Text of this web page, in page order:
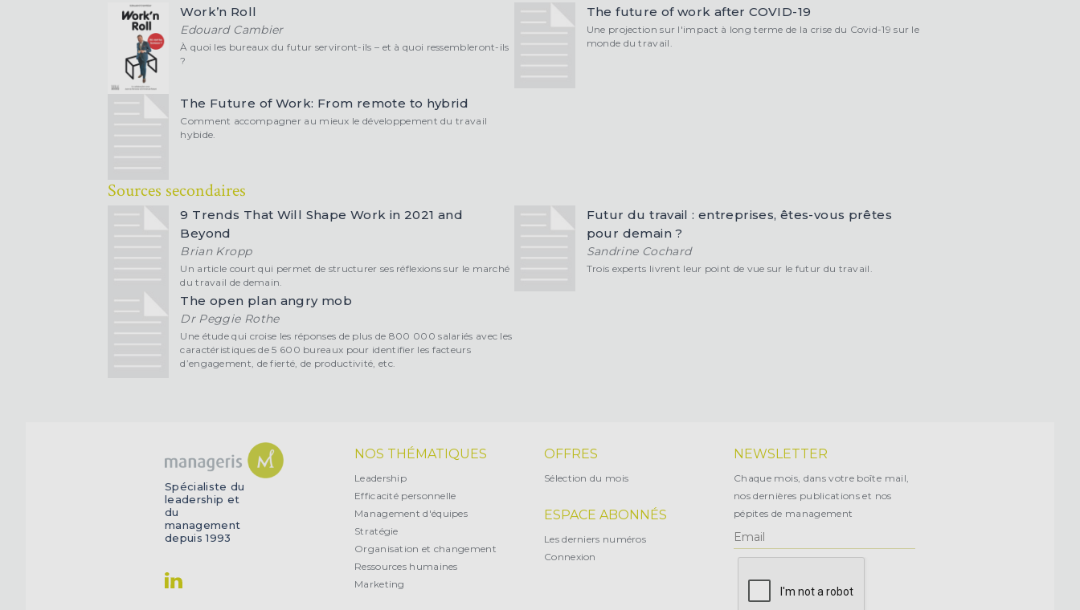
Work’n Roll
Edouard Cambier
À quoi les bureaux du futur serviront-ils – et à quoi ressembleront-ils
?
The future of work after COVID-19
Une projection sur l'impact à long terme de la crise du Covid-19 sur le
monde du travail.
The Future of Work: From remote to hybrid
Comment accompagner au mieux le développement du travail
hybide.
Sources secondaires
9 Trends That Will Shape Work in 2021 and
Beyond
Brian Kropp
Un article court qui permet de structurer ses réflexions sur le marché
du travail de demain.
Futur du travail : entreprises, êtes-vous prêtes
pour demain ?
Sandrine Cochard
Trois experts livrent leur point de vue sur le futur du travail.
The open plan angry mob
Dr Peggie Rothe
Une étude qui croise les réponses de plus de 800 000 salariés avec les
caractéristiques de 5 600 bureaux pour identifier les facteurs
d’engagement, de fierté, de productivité, etc.
Spécialiste du
leadership et
du
management
depuis 1993
NOS THÉMATIQUES
Leadership
Efficacité personnelle
Management d'équipes
Stratégie
Organisation et changement
Ressources humaines
Marketing
OFFRES
Sélection du mois
ESPACE ABONNÉS
Les derniers numéros
Connexion
NEWSLETTER
Chaque mois, dans votre boîte mail,
nos dernières publications et nos
pépites de management